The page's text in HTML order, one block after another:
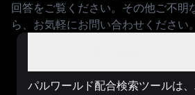
回答をご覧ください。その他ご不明
ら、お気軽にお問い合わせください。
パルワールド配合検索ツールは